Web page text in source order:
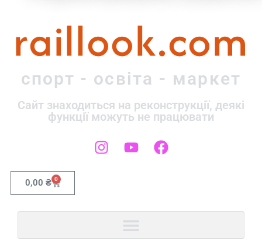
raillook.com
спорт - освіта - маркет
Сайт знаходиться на реконструкції, деякі
функції можуть не працювати
0,00 ₴ 0